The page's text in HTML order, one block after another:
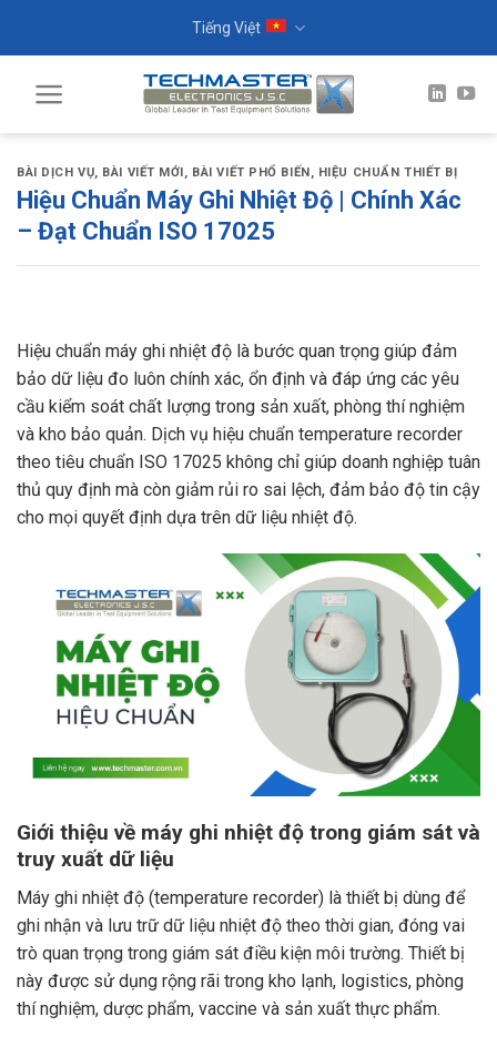
Tiếng Việt
BÀI DỊCH VỤ, BÀI VIẾT MỚI, BÀI VIẾT PHỔ BIẾN, HIỆU CHUẨN THIẾT BỊ
Hiệu Chuẩn Máy Ghi Nhiệt Độ | Chính Xác
– Đạt Chuẩn ISO 17025
Hiệu chuẩn máy ghi nhiệt độ là bước quan trọng giúp đảm
bảo dữ liệu đo luôn chính xác, ổn định và đáp ứng các yêu
cầu kiểm soát chất lượng trong sản xuất, phòng thí nghiệm
và kho bảo quản. Dịch vụ hiệu chuẩn temperature recorder
theo tiêu chuẩn ISO 17025 không chỉ giúp doanh nghiệp tuân
thủ quy định mà còn giảm rủi ro sai lệch, đảm bảo độ tin cậy
cho mọi quyết định dựa trên dữ liệu nhiệt độ.
Giới thiệu về máy ghi nhiệt độ trong giám sát và
truy xuất dữ liệu
Máy ghi nhiệt độ (temperature recorder) là thiết bị dùng để
ghi nhận và lưu trữ dữ liệu nhiệt độ theo thời gian, đóng vai
trò quan trọng trong giám sát điều kiện môi trường. Thiết bị
này được sử dụng rộng rãi trong kho lạnh, logistics, phòng
thí nghiệm, dược phẩm, vaccine và sản xuất thực phẩm.